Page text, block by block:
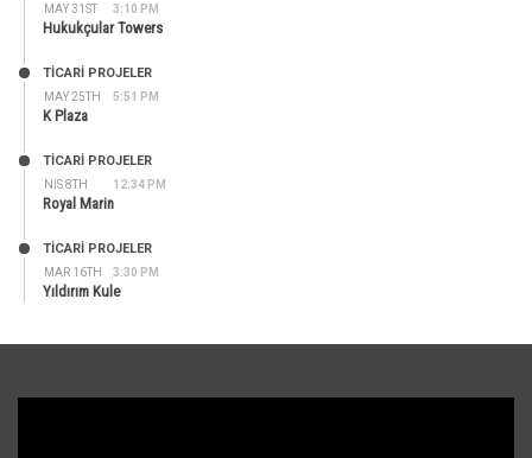
MAY 31ST 3:10 PM
Hukukçular Towers
MAY 25TH 5:51 PM
TİCARİ PROJELER
K Plaza
NIS 8TH 12:34 PM
TİCARİ PROJELER
Royal Marin
MAR 16TH 3:30 PM
TİCARİ PROJELER
Yıldırım Kule